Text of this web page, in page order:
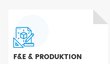
F&E & PRODUKTION